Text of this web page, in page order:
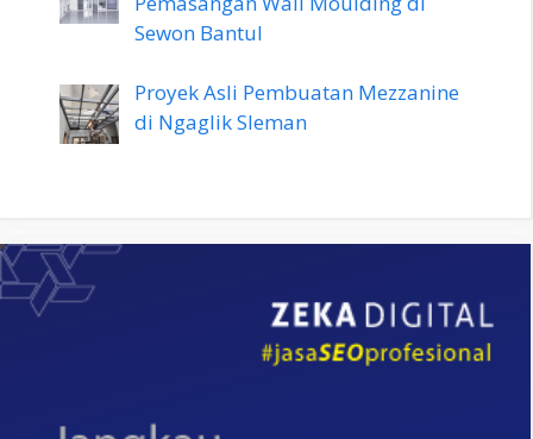
Sewon Bantul
Proyek Asli Pembuatan Mezzanine
di Ngaglik Sleman